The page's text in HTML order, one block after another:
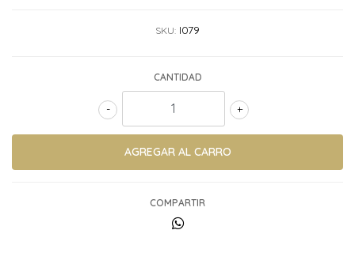
SKU: I079
CANTIDAD
+
-
COMPARTIR